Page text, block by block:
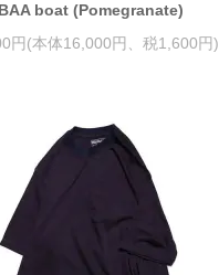
BAA boat (Pomegranate)
円(本体16,000円、税1,600円)